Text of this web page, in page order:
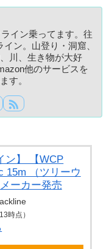
イン乗ってます。往
ン。山登り・洞窟、
川、生き物が大好
他のサービスを
す。
ン】 【WCP
15m （ツリーウ
ーカー発売
時点）